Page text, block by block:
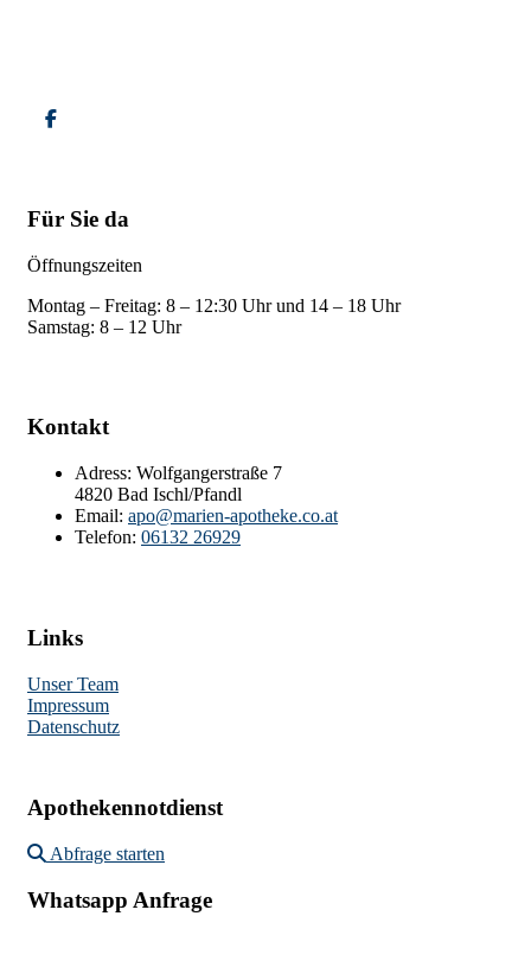
Für Sie da
Öffnungszeiten
Montag – Freitag: 8 – 12:30 Uhr und 14 – 18 Uhr
Samstag: 8 – 12 Uhr
Kontakt
Adress: Wolfgangerstraße 7
4820 Bad Ischl/Pfandl
Email: apo@marien-apotheke.co.at
Telefon: 06132 26929
Links
Unser Team
Impressum
Datenschutz
Apothekennotdienst
Abfrage starten
Whatsapp Anfrage